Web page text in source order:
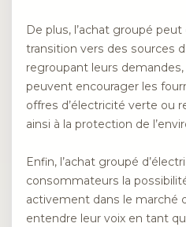
De plus, l’achat groupé
transition vers des sources
regroupant leurs
peuvent encourager les
offres d’électricité verte ou
ainsi à la protection de
Enfin, l’achat groupé
consommateurs la
activement dans le marché
entendre leur voix en tant